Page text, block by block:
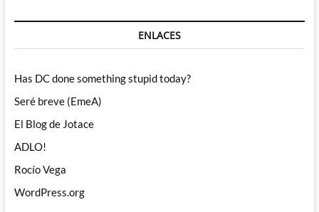
ENLACES
Has DC done something stupid today?
Seré breve (EmeA)
El Blog de Jotace
ADLO!
Rocío Vega
WordPress.org